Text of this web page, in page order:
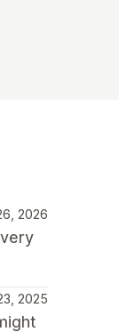
2026
2025